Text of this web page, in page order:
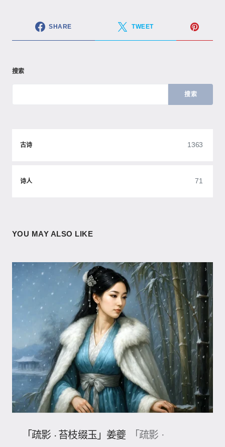
SHARE TWEET
搜索
搜索
古诗 1363
诗人 71
YOU MAY ALSO LIKE
「疏影 · 苔枝缀玉」姜夔 「疏影 ·